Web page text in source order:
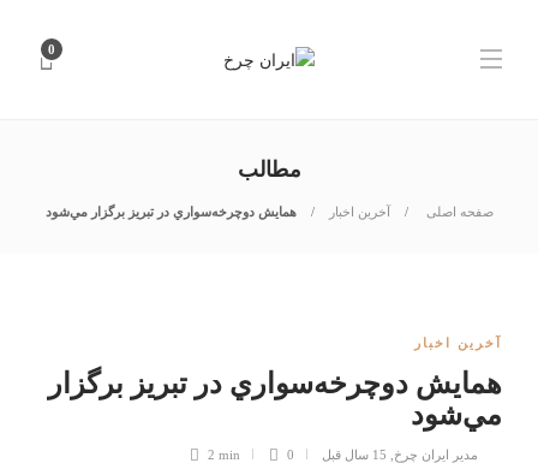
0
مطالب
صفحه اصلی آخرین اخبار همايش دوچرخه‌سواري در تبريز برگزار مي‌شود
آخرین اخبار
همايش دوچرخه‌سواري در تبريز برگزار
مي‌شود
مدیر ایران چرخ 15 سال قبل 0
2 min